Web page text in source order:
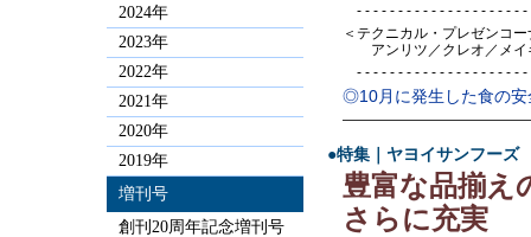
- - - - - - - - - - - - - - - - - - - - -
＜テクニカル・プレゼンコ
アンリツ／クレオ／メイ
- - - - - - - - - - - - - - - - - - - - -
◎10月に発生した食の安
●特集｜ヤヨイサンフーズ
豊富な品揃え
さらに充実
2024年
2023年
2022年
2021年
2020年
2019年
増刊号
創刊20周年記念増刊号